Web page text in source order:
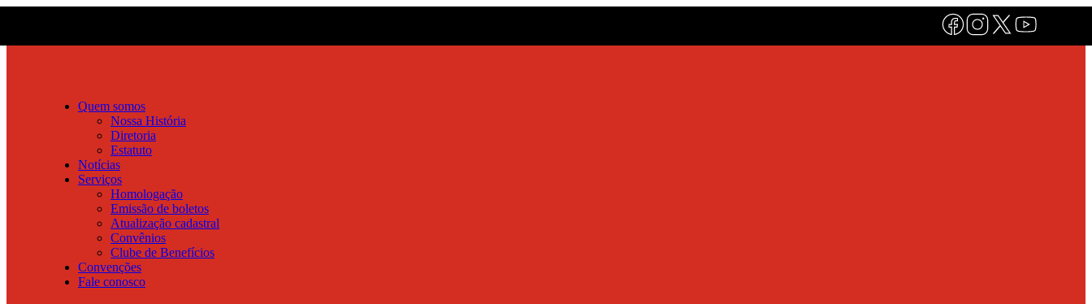
Quem somos
Nossa História
Diretoria
Estatuto
Notícias
Serviços
Homologação
Emissão de boletos
Atualização cadastral
Convênios
Clube de Benefícios
Convenções
Fale conosco